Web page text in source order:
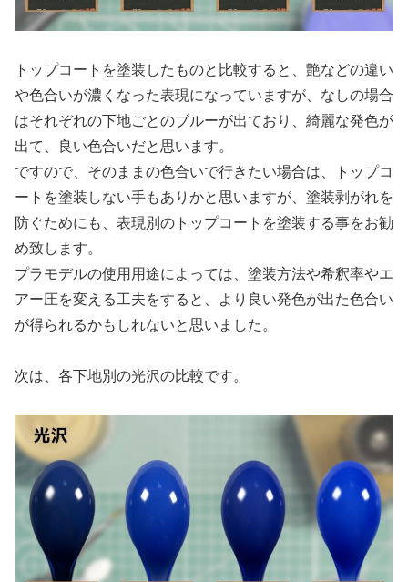
トップコートを塗装したものと比較すると、艶などの違い
や色合いが濃くなった表現になっていますが、なしの場合
はそれぞれの下地ごとのブルーが出ており、綺麗な発色が
出て、良い色合いだと思います。
ですので、そのままの色合いで行きたい場合は、トップコ
ートを塗装しない手もありかと思いますが、塗装剥がれを
防ぐためにも、表現別のトップコートを塗装する事をお勧
め致します。
プラモデルの使用用途によっては、塗装方法や希釈率やエ
アー圧を変える工夫をすると、より良い発色が出た色合い
が得られるかもしれないと思いました。
次は、各下地別の光沢の比較です。